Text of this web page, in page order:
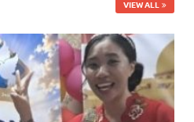
VIEW ALL